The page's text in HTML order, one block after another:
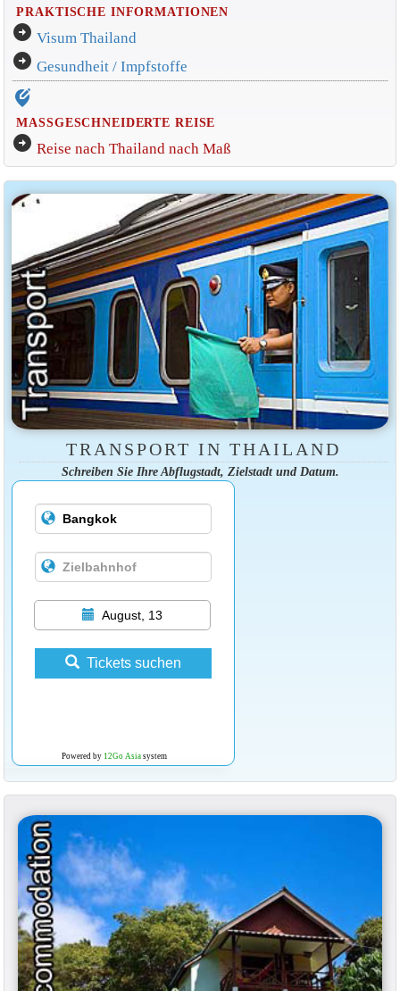
PRAKTISCHE INFORMATIONEN
arrow_circle_right Visum Thailand
arrow_circle_right Gesundheit / Impfstoffe
edit_location_alt
MASSGESCHNEIDERTE REISE
arrow_circle_right Reise nach Thailand nach Maß
TRANSPORT IN THAILAND
Schreiben Sie Ihre Abflugstadt, Zielstadt und Datum.
August, 13
Tickets suchen
Powered by 12Go Asiasystem